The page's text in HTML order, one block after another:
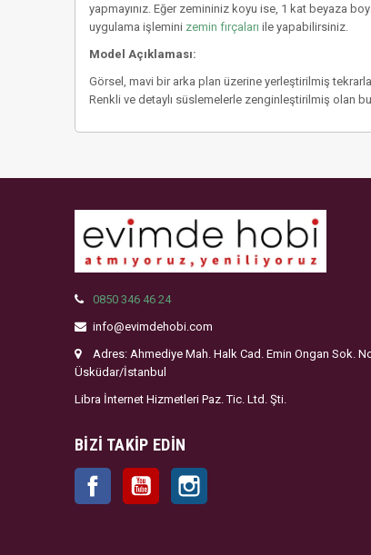
yapmayınız. Eğer zemininiz koyu ise, 1 kat beyaza
uygulama işlemini zemin fırçaları ile yapabilirsiniz.
Model Açıklaması:
Görsel, mavi bir arka plan üzerine yerleştirilmiş
Renkli ve detaylı süslemelerle zenginleştirilmiş olan
0850 346 46 24
info@evimdehobi.com
Adres: Ahmediye Mah. Halk Cad. Emin Ongan Sok.
Üsküdar/İstanbul
Libra İnternet Hizmetleri Paz. Tic. Ltd. Şti.
BIZI TAKIP EDIN
Facebook YouTube